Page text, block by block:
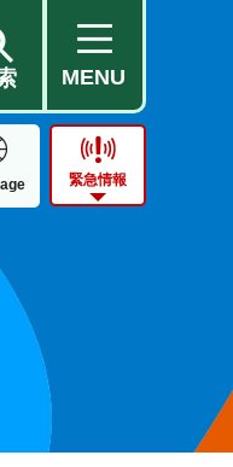
MENU
公営住宅
緊急情報